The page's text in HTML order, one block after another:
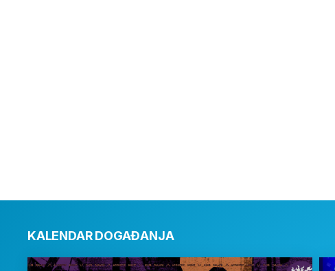
KALENDAR DOGAĐANJA